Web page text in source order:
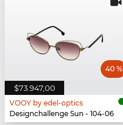
$73.947,00
40 %
VOOY by edel-optics
Designchallenge Sun - 104-06